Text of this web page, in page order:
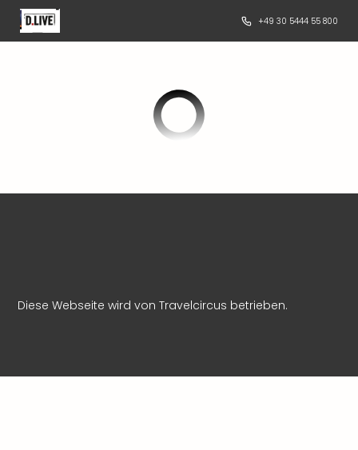
+49 30 5444 55 800
Diese Webseite wird von Travelcircus betrieben.